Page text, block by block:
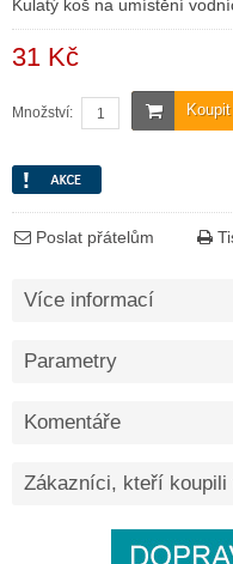
Kulatý koš na umístění
31 Kč
Koupit
Množství:
Poslat přátelům
Více informací
Parametry
Komentáře
Zákazníci, kteří koupili